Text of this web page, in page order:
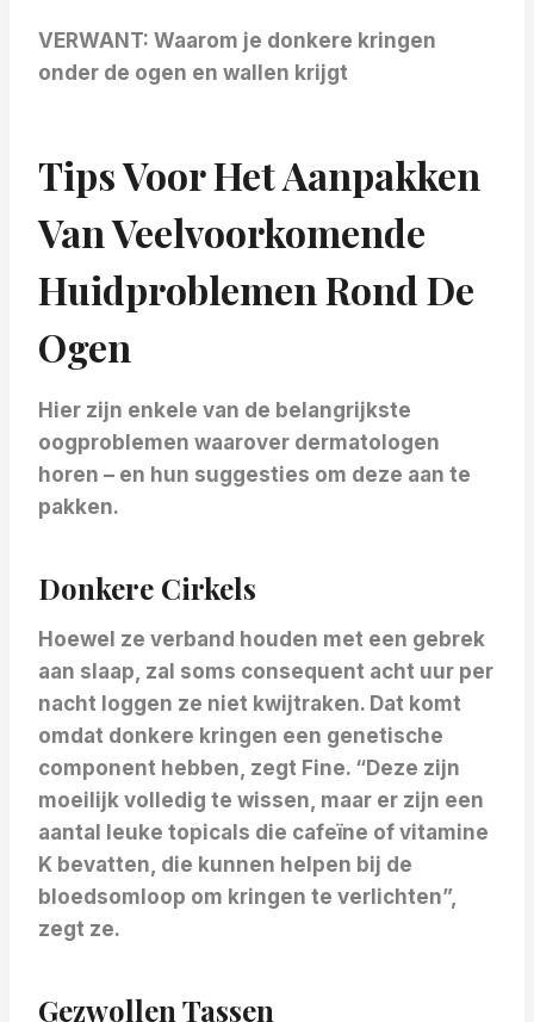
VERWANT: Waarom je donkere kringen
onder de ogen en wallen krijgt
Tips Voor Het Aanpakken
Van Veelvoorkomende
Huidproblemen Rond De
Ogen
Hier zijn enkele van de belangrijkste
oogproblemen waarover dermatologen
horen – en hun suggesties om deze aan te
pakken.
Donkere Cirkels
Hoewel ze verband houden met een gebrek
aan slaap, zal soms consequent acht uur per
nacht loggen ze niet kwijtraken. Dat komt
omdat donkere kringen een genetische
component hebben, zegt Fine. “Deze zijn
moeilijk volledig te wissen, maar er zijn een
aantal leuke topicals die cafeïne of vitamine
K bevatten, die kunnen helpen bij de
bloedsomloop om kringen te verlichten”,
zegt ze.
Gezwollen Tassen